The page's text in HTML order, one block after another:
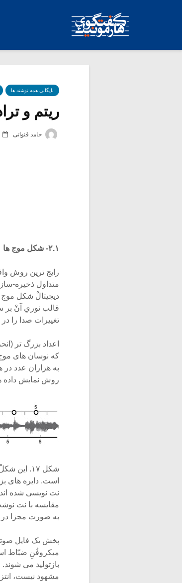
بایگانی همه نوشته ها
ریتم و
حامد قنواتی
۲.۱- شکل موج ها
رایج ترین روش
متداول ذخیره-
دیجیتالْ شکل موج
قالب نوریِ آنْ بر
تغییرات صدا را
اعداد بزرگ تر
روش نمایش داده ها
شکل ۱۷.
است. دایره های
نت نویسی شده
به صورت مجزا در
میکروفُنِ ضبّاط
بازتولید می
مشهود نیست،